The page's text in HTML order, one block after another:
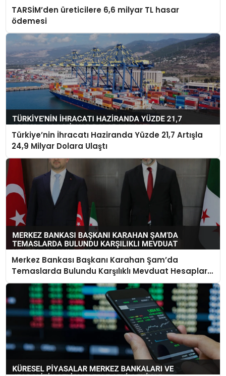
TARSİM’den üreticilere 6,6 milyar TL hasar
ödemesi
Türkiye’nin İhracatı Haziranda Yüzde 21,7 Artışla
24,9 Milyar Dolara Ulaştı
Merkez Bankası Başkanı Karahan Şam’da
Temaslarda Bulundu Karşılıklı Mevduat Hesapları
Açılacak